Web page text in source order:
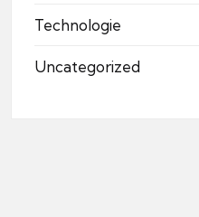
Technologie
Uncategorized